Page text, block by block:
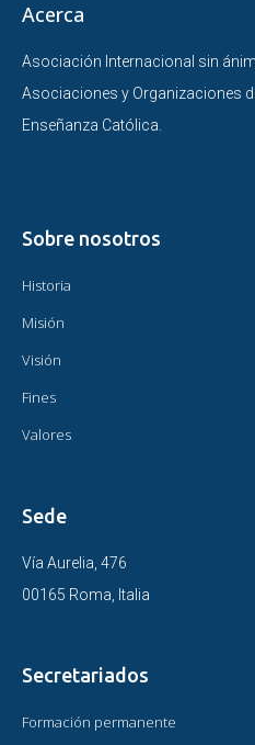
Acerca
Asociación Internacional sin
Asociaciones y Organizaciones
Enseñanza Católica.
Sobre nosotros
Historia
Misión
Visión
Fines
Valores
Sede
Vía Aurelia, 476
00165 Roma, Italia
Secretariados
Formación permanente